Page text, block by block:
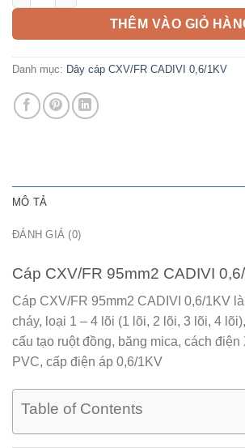
THÊM VÀO GIỎ
Danh mục: Dây cáp CXV/FR CADIVI 0,6/1KV
MÔ TẢ
ĐÁNH GIÁ (0)
Cáp CXV/FR 95mm2 CADIVI
Cáp CXV/FR 95mm2 CADIVI 0,6/1KV
cháy, loại 1 – 4 lõi (1 lõi, 2 lõi, 3 lõi, 4
cấu tạo ruột đồng, băng mica, cách điện
PVC, cấp điện áp 0,6/1KV
Table of Contents